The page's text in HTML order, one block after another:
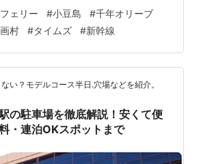
から間もなく岡山に到着。３時間以
するかと思いましたが、あっという
はグレーの新幹線がカッコよかった
っていると車掌さんが満面の笑みで
た。旅はいい感じに滑り出しまし
まずは…
ェリー #小豆島 #千年オリーブ
村 #タイムズ #新幹線
い？モデルコース半日.穴場などを紹介。
の駐車場を徹底解説！安くて便
・連泊OKスポットまで